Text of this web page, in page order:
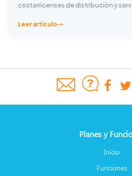
costarricenses de distribución y
Leer artículo
Planes y
Inicio
Funciones